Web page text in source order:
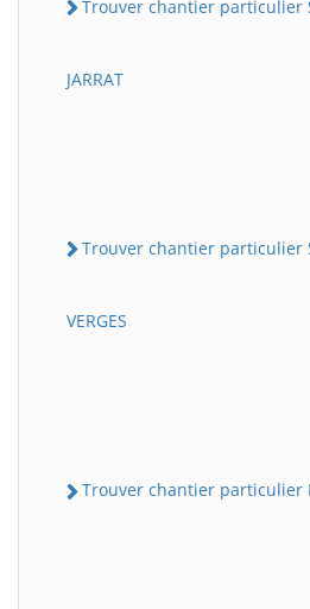
Trouver chantier particulier
JARRAT
Trouver chantier particulier
VERGES
Trouver chantier particulier